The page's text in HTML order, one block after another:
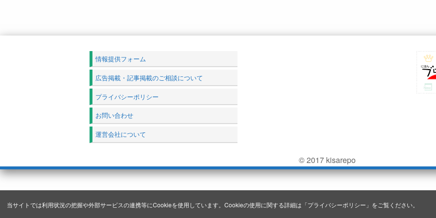
当サイトでは利用状況の把握や外部サービスの連携等にCookieを使用しています。Cookieの使用に関する詳細は「プライバシーポリシー 」をご覧ください。
情報提供フォーム
広告掲載・記事掲載のご相談について
プライバシーポリシー
お問い合わせ
運営会社について
© 2017 kisarepo